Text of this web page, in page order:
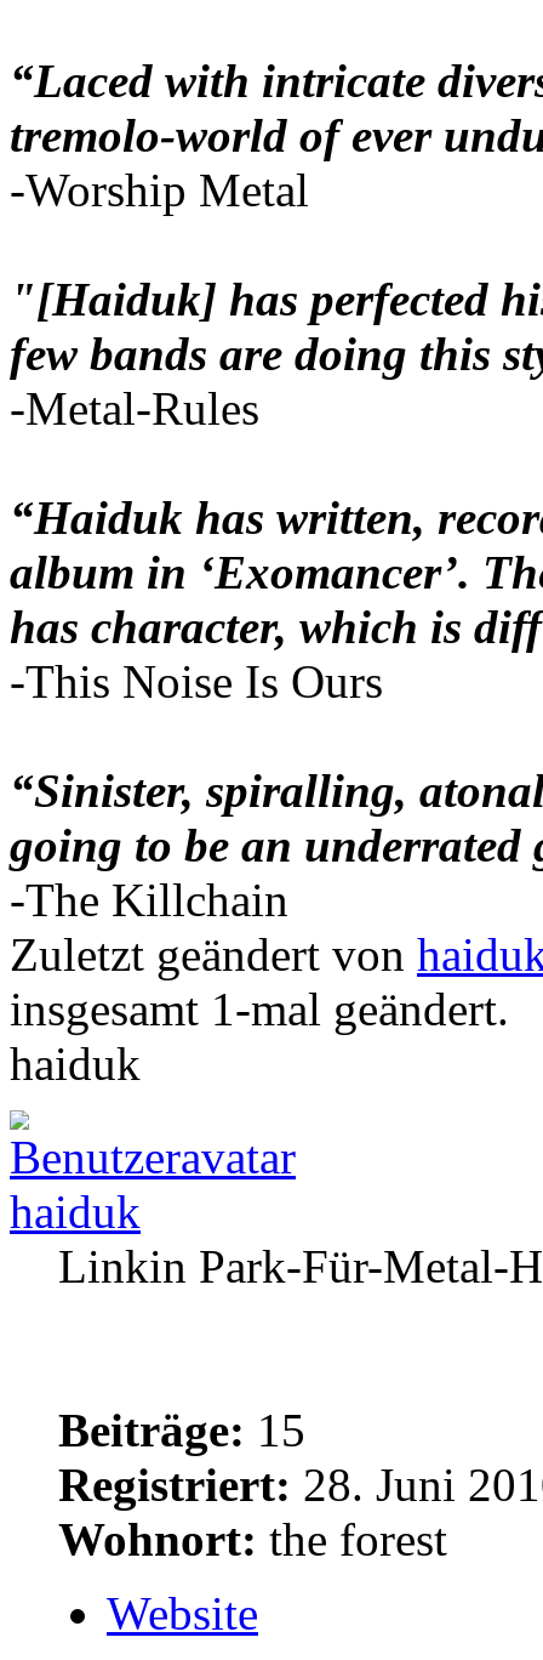
“Laced with intricate
tremolo-world of ever
-Worship Metal
"[Haiduk] has perfected
few bands are doing this
-Metal-Rules
“Haiduk has written,
album in ‘Exomancer’.
has character, which is
-This Noise Is Ours
“Sinister, spiralling,
going to be an underrated
-The Killchain
Zuletzt geändert von
insgesamt 1-mal geändert.
haiduk
haiduk
Linkin Park-Für-Metal-
Beiträge: 15
Registriert: 28. Juni
Wohnort: the forest
Website